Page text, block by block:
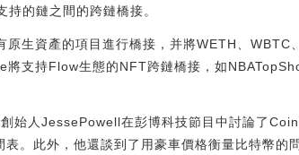
的鏈之間的跨鏈橋接。
生資產的項目進行橋接，并將WETH、
支持Flow生態的NFT跨鏈橋接，如
始人JessePowell在彭博科技節目中討論了
。此外，他還談到了用豪車價格衡量比特幣的